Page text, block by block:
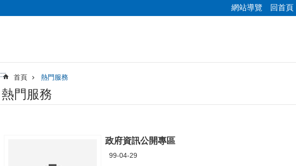
網站導覽 回首頁
::: 首頁 熱門服務
熱門服務
政府資訊公開專區
99-04-29